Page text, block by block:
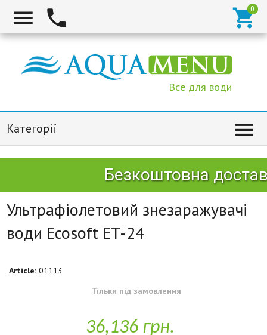
  
Все для води
Категорії 
Безкоштовна
Ультрафіолетовий знезаражувачі
води Ecosoft ET-24
Article: 01113
Тільки під замовлення
36,136 грн.